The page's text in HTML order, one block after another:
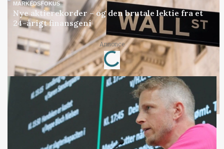
MARKEDSFOKUS
Nye aktierekorder – og den brutale lektie fra et
24-årigt finansgeni
Annonce
Loading...